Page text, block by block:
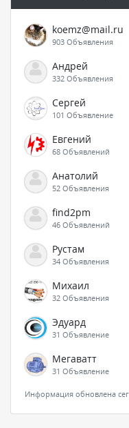
koemz@mail.ru
903 Объявления
Андрей
332 Объявления
Сергей
101 Объявление
Евгений
68 Объявлений
Анатолий
52 Объявления
find2pm
46 Объявлений
Рустам
34 Объявления
Михаил
32 Объявления
Эдуард
31 Объявление
Мегаватт
31 Объявление
Информация обновлена